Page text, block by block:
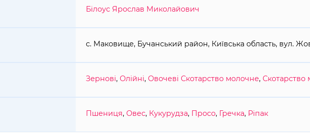
Білоус Ярослав Миколайович
с. Маковище, Бучанський район, Київська область, вул.
Зернові,Олійні,Овочеві Скотарство молочне,Скотарство
Пшениця,Овес, Кукурудза, Просо, Гречка, Ріпак